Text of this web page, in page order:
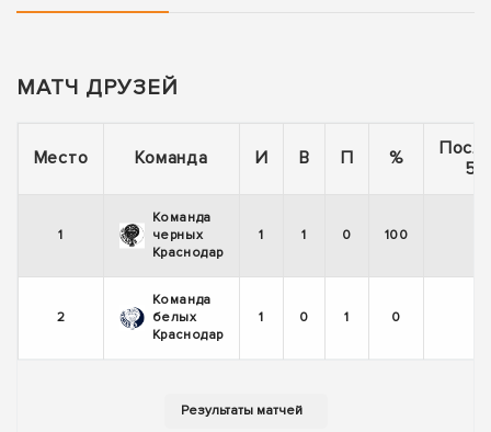
МАТЧ ДРУЗЕЙ
Место Команда И В П %
5
1
Команда
черных
Краснодар
1 1 0 100
2
Команда
белых
Краснодар
1 0 1 0